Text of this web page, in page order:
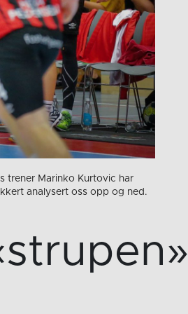
trener Marinko Kurtovic har
analysert oss opp og ned.